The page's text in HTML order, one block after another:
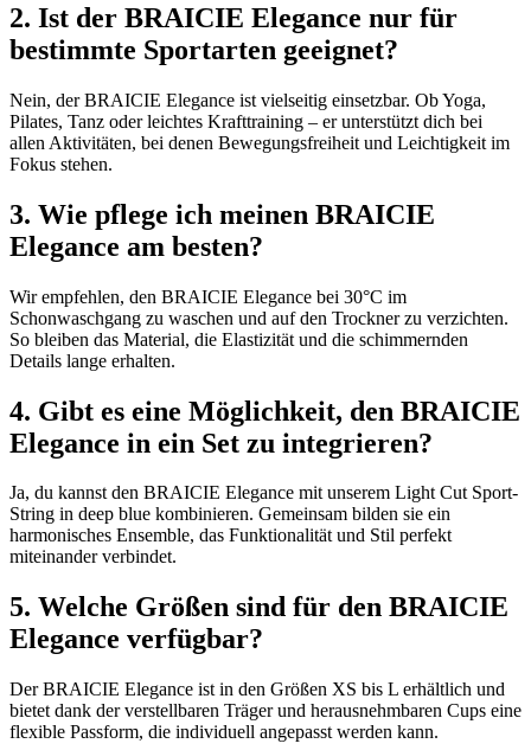
2. Ist der BRAICIE Elegance nur für
bestimmte Sportarten geeignet?
Nein, der BRAICIE Elegance ist vielseitig einsetzbar. Ob Yoga,
Pilates, Tanz oder leichtes Krafttraining – er unterstützt dich bei
allen Aktivitäten, bei denen Bewegungsfreiheit und Leichtigkeit im
Fokus stehen.
3. Wie pflege ich meinen BRAICIE
Elegance am besten?
Wir empfehlen, den BRAICIE Elegance bei 30°C im
Schonwaschgang zu waschen und auf den Trockner zu verzichten.
So bleiben das Material, die Elastizität und die schimmernden
Details lange erhalten.
4. Gibt es eine Möglichkeit, den BRAICIE
Elegance in ein Set zu integrieren?
Ja, du kannst den BRAICIE Elegance mit unserem Light Cut Sport-
String in deep blue kombinieren. Gemeinsam bilden sie ein
harmonisches Ensemble, das Funktionalität und Stil perfekt
miteinander verbindet.
5. Welche Größen sind für den BRAICIE
Elegance verfügbar?
Der BRAICIE Elegance ist in den Größen XS bis L erhältlich und
bietet dank der verstellbaren Träger und herausnehmbaren Cups eine
flexible Passform, die individuell angepasst werden kann.